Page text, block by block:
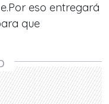
eso entregará
que